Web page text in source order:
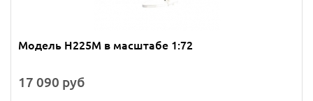
Модель H225M в масштабе 1:72
17 090 руб